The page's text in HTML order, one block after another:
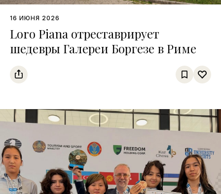
16 ИЮНЯ 2026
Loro Piana отреставрирует
шедевры Галереи Боргезе в Риме